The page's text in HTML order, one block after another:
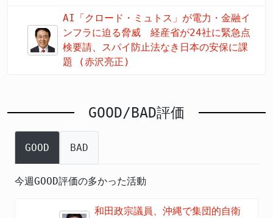
AI「クロード・ミュトス」が電力・金融イ
ンフラに迫る脅威 経産省が24社に緊急点
検要請、スパイ防止法なき日本の安保に課
題 (赤沢亮正)
GOOD/BAD評価
GOOD BAD
今週GOOD評価の多かった活動
和田政宗議員、沖縄で集団的自衛